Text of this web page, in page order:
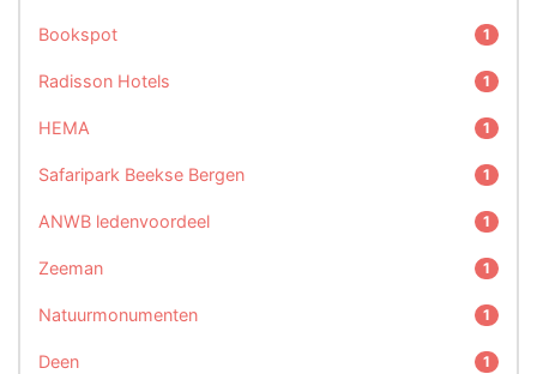
Bookspot 1
Radisson Hotels 1
HEMA 1
Safaripark Beekse Bergen 1
ANWB ledenvoordeel 1
Zeeman 1
Natuurmonumenten 1
Deen 1